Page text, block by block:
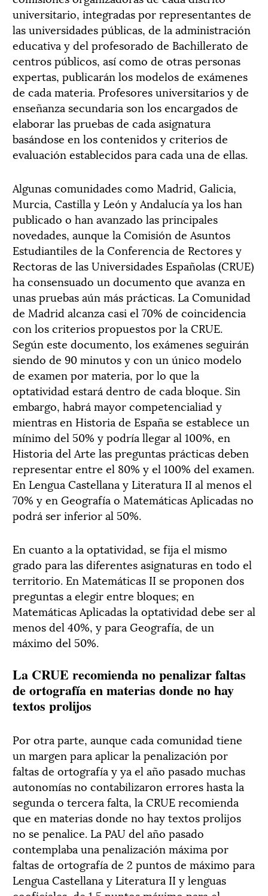
universitario, integradas por representantes de
las universidades públicas, de la administración
educativa y del profesorado de Bachillerato de
centros públicos, así como de otras personas
expertas, publicarán los modelos de exámenes
de cada materia. Profesores universitarios y de
enseñanza secundaria son los encargados de
elaborar las pruebas de cada asignatura
basándose en los contenidos y criterios de
evaluación establecidos para cada una de ellas.
Algunas comunidades como Madrid, Galicia,
Murcia, Castilla y León y Andalucía ya los han
publicado o han avanzado las principales
novedades, aunque la Comisión de Asuntos
Estudiantiles de la Conferencia de Rectores y
Rectoras de las Universidades Españolas (CRUE)
ha consensuado un documento que avanza en
unas pruebas aún más prácticas. La Comunidad
de Madrid alcanza casi el 70% de coincidencia
con los criterios propuestos por la CRUE.
Según este documento, los exámenes seguirán
siendo de 90 minutos y con un único modelo
de examen por materia, por lo que la
optatividad estará dentro de cada bloque. Sin
embargo, habrá mayor competencialiad y
mientras en Historia de España se establece un
mínimo del 50% y podría llegar al 100%, en
Historia del Arte las preguntas prácticas deben
representar entre el 80% y el 100% del examen.
En Lengua Castellana y Literatura II al menos el
70% y en Geografía o Matemáticas Aplicadas no
podrá ser inferior al 50%.
En cuanto a la optatividad, se fija el mismo
grado para las diferentes asignaturas en todo el
territorio. En Matemáticas II se proponen dos
preguntas a elegir entre bloques; en
Matemáticas Aplicadas la optatividad debe ser al
menos del 40%, y para Geografía, de un
máximo del 50%.
La CRUE recomienda no penalizar faltas
de ortografía en materias donde no hay
textos prolijos
Por otra parte, aunque cada comunidad tiene
un margen para aplicar la penalización por
faltas de ortografía y ya el año pasado muchas
autonomías no contabilizaron errores hasta la
segunda o tercera falta, la CRUE recomienda
que en materias donde no hay textos prolijos
no se penalice. La PAU del año pasado
contemplaba una penalización máxima por
faltas de ortografía de 2 puntos de máximo para
Lengua Castellana y Literatura II y lenguas